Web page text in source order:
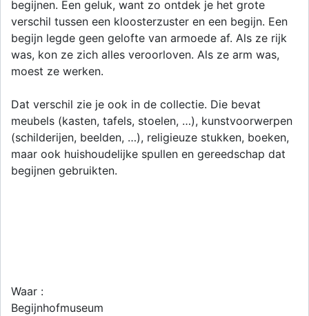
begijnen. Een geluk, want zo ontdek je het grote
verschil tussen een kloosterzuster en een begijn. Een
begijn legde geen gelofte van armoede af. Als ze rijk
was, kon ze zich alles veroorloven. Als ze arm was,
moest ze werken.
Dat verschil zie je ook in de collectie. Die bevat
meubels (kasten, tafels, stoelen, …), kunstvoorwerpen
(schilderijen, beelden, …), religieuze stukken, boeken,
maar ook huishoudelijke spullen en gereedschap dat
begijnen gebruikten.
Waar :
Begijnhofmuseum